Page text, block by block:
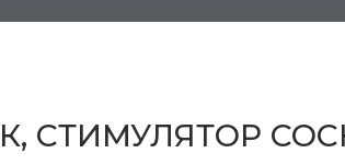
СТИМУЛЯТОР